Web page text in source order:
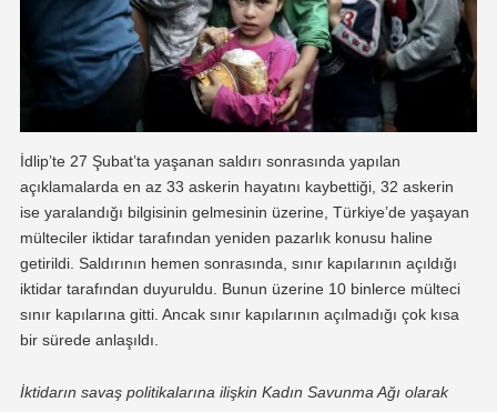
İdlip’te 27 Şubat’ta yaşanan saldırı sonrasında yapılan
açıklamalarda en az 33 askerin hayatını kaybettiği, 32 askerin
ise yaralandığı bilgisinin gelmesinin üzerine, Türkiye’de yaşayan
mülteciler iktidar tarafından yeniden pazarlık konusu haline
getirildi. Saldırının hemen sonrasında, sınır kapılarının açıldığı
iktidar tarafından duyuruldu. Bunun üzerine 10 binlerce mülteci
sınır kapılarına gitti. Ancak sınır kapılarının açılmadığı çok kısa
bir sürede anlaşıldı.
İktidarın savaş politikalarına ilişkin Kadın Savunma Ağı olarak